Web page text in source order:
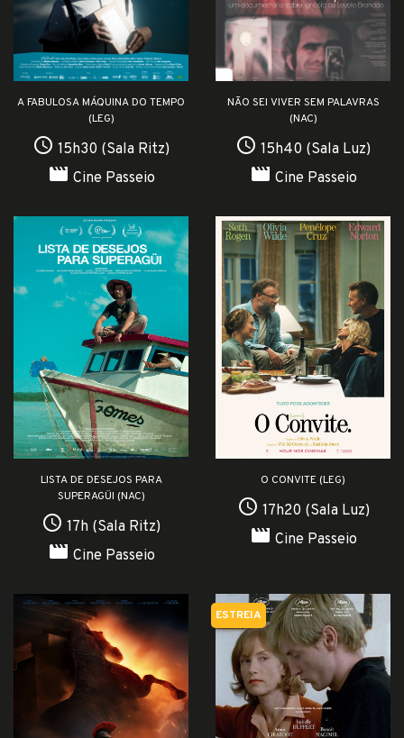
A FABULOSA MÁQUINA DO TEMPO
(LEG)
access_time 15h30 (Sala Ritz)
movie Cine Passeio
NÃO SEI VIVER SEM PALAVRAS
(NAC)
access_time 15h40 (Sala Luz)
movie Cine Passeio
LISTA DE DESEJOS PARA
SUPERAGÜI (NAC)
access_time 17h (Sala Ritz)
movie Cine Passeio
O CONVITE (LEG)
access_time 17h20 (Sala Luz)
movie Cine Passeio
ESTREIA